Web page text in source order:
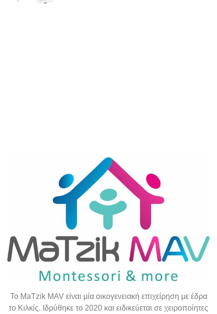
To MaTzik MAVείναι μία οικογενειακή επιχείρηση με έδρα
το Κιλκίς. Ιδρύθηκε το 2020 και ειδικεύεται σε χειροποίητες